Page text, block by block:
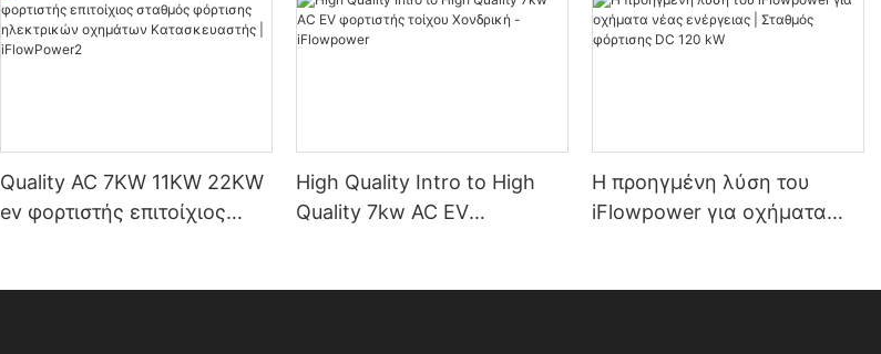
Quality AC 7KW 11KW 22KW
ev φορτιστής επιτοίχιος
High Quality Intro to High
Quality 7kw AC EV
Η προηγμένη λύση του
iFlowpower για οχήματα